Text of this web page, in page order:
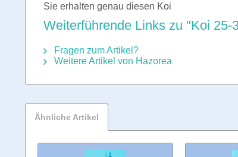
Sie erhalten genau diesen Koi
Weiterführende Links zu "Koi 25-
Fragen zum Artikel?
Weitere Artikel von Hazorea
Ähnliche Artikel